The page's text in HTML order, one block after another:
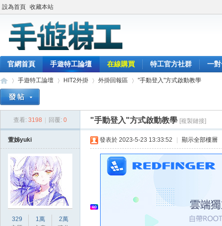
設為首頁 收藏本站
官網首頁 手遊特工論壇 在線購買 特工官方社群 一
手遊特工論壇
›
HIT2外掛 外掛回報區 "手動登入"方式啟動教學
查看: 3198 回覆: 0 "手動登入"方式啟動教學 [複製鏈接]
萱姊yuki
329
1萬
2萬
發表於 2023-5-23 13:33:52 顯示全部樓層